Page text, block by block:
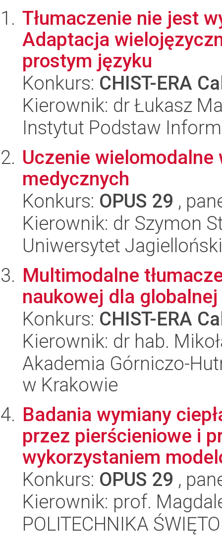
Tłumaczenie nie jest
Adaptacja
prostym języku
Konkurs: CHIST-ERA
Kierownik: dr Łukasz
Instytut Podstaw
Uczenie wielomodalne
medycznych
Konkurs: OPUS 29 ,
Kierownik: dr Szymon
Uniwersytet Jagielloński
Multimodalne
naukowej dla
Konkurs: CHIST-ERA
Kierownik: dr hab.
Akademia Górniczo-
w Krakowie
Badania wymiany
przez pierścieniowe i
wykorzystaniem
Konkurs: OPUS 29 ,
Kierownik: prof.
POLITECHNIKA